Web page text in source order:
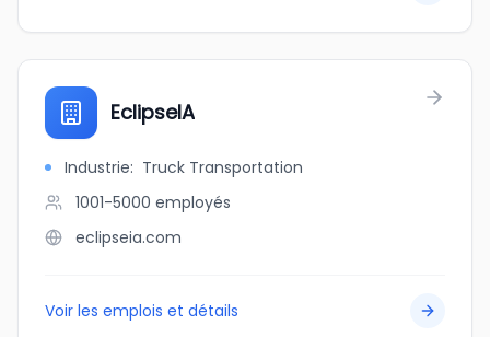
EclipseIA
Industrie: Truck Transportation
1001-5000 employés
eclipseia.com
Voir les emplois et détails